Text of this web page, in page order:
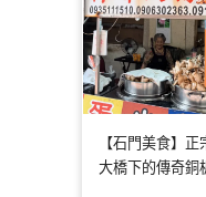
【石門美食】
大橋下的傳奇銅